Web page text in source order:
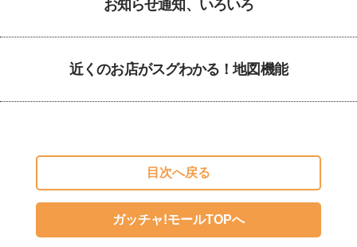
お知らせ通知、いろいろ
近くのお店がスグわかる！地図機能
目次へ戻る
ガッチャ!モールTOPへ